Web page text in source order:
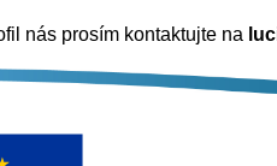
nás prosím kontaktujte na